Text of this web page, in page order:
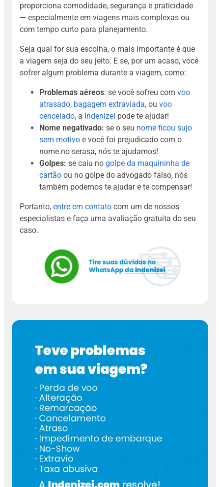
proporciona comodidade, segurança e praticidade
— especialmente em viagens mais complexas ou
com tempo curto para planejamento.
Seja qual for sua escolha, o mais importante é que
a viagem seja do seu jeito. E se, por um acaso, você
sofrer algum problema durante a viagem, como:
Problemas aéreos: se você sofreu com voo
atrasado, bagagem extraviada, ou voo
cencelado, a Indenizei pode te ajudar!
Nome negativado: se o seu nome ficou sujo
sem motivo e você foi prejudicado com o
nome no serasa, nós te ajudamos!
Golpes: se caiu no golpe da maquininha de
cartão ou no golpe do advogado falso, nós
também podemos te ajudar e te compensar!
Portanto, entre em contato com um de nossos
especialistas e faça uma avaliação gratuita do seu
caso.